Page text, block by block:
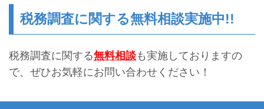
税務調査に関する無料相談実施中!!
税務調査に関する無料相談も実施しておりますの
で、ぜひお気軽にお問い合わせください！